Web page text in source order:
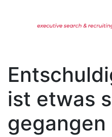
ist etwas
gegangen